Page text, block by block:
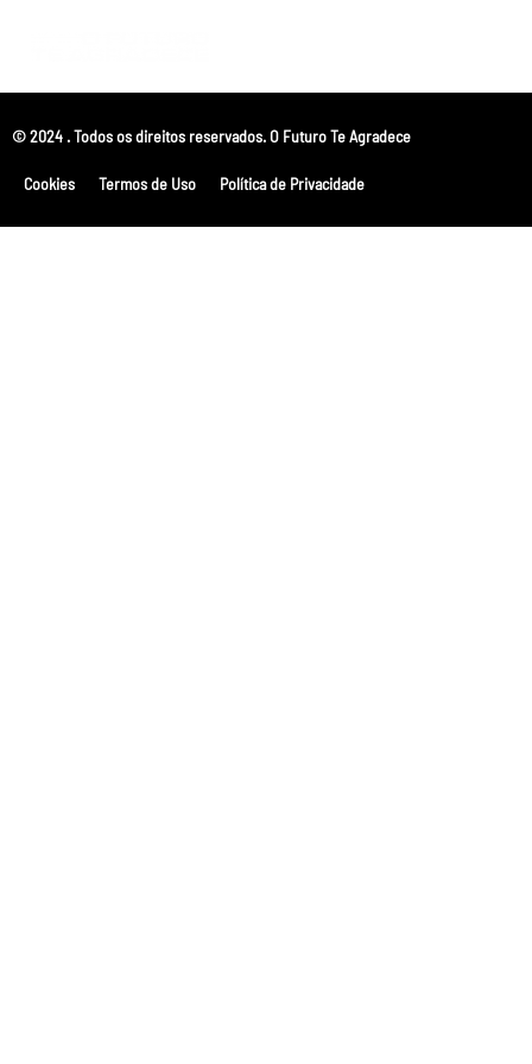
© 2024 . Todos os direitos reservados. O Futuro Te Agradece
Cookies Termos de Uso Política de Privacidade